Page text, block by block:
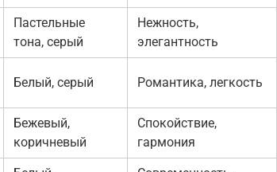
Пастельные
тона, серый
Нежность,
элегантность
Белый, серый Романтика, легкость
Бежевый,
коричневый
Спокойствие,
гармония